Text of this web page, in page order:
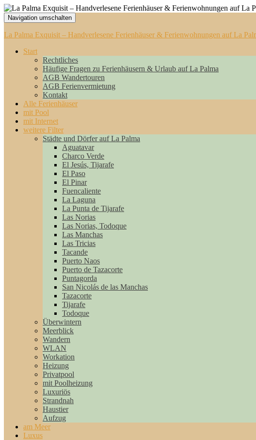
Navigation umschalten
La Palma Exquisit – Handverlesene Ferienhäuser & Ferienwohnungen auf La
Start
Rechtliches
Häufige Fragen zu Ferienhäusern & Urlaub auf La Palma
AGB Wandertouren
AGB Ferienvermietung
Kontakt
Alle Ferienhäuser
mit Pool
mit Internet
weitere Filter
Städte und Dörfer auf La Palma
Aguatavar
Charco Verde
El Jesús, Tijarafe
El Paso
El Pinar
Fuencaliente
La Laguna
La Punta de Tijarafe
Las Norias
Las Norias, Todoque
Las Manchas
Las Tricias
Tacande
Puerto Naos
Puerto de Tazacorte
Puntagorda
San Nicolás de las Manchas
Tazacorte
Tijarafe
Todoque
Überwintern
Meerblick
Wandern
WLAN
Workation
Heizung
Privatpool
mit Poolheizung
Luxuriös
Strandnah
Haustier
Aufzug
am Meer
Luxus